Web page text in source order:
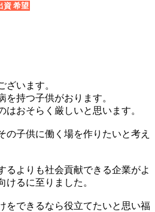
資 希望
ざいます。
を持つ子供がおります。
おそらく厳しいと思います。
の子供に働く場を作りたいと考え
るよりも社会貢献できる企業がよ
けるに至りました。
をできるなら役立てたいと思い福